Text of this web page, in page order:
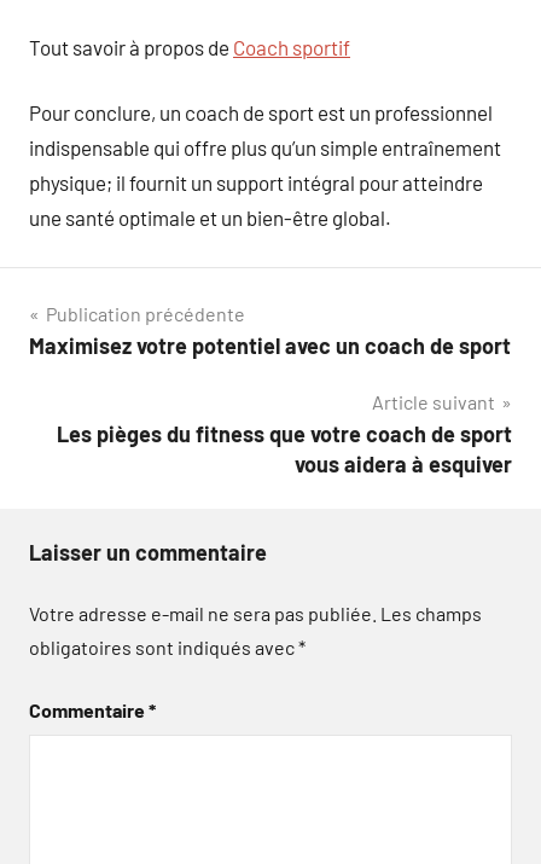
Tout savoir à propos de Coach sportif
Pour conclure, un coach de sport est un professionnel
indispensable qui offre plus qu’un simple entraînement
physique; il fournit un support intégral pour atteindre
une santé optimale et un bien-être global.
Navigation
de
Publication précédente
Maximisez votre potentiel avec un coach de sport
Article suivant
Les pièges du fitness que votre coach de sport
vous aidera à esquiver
Laisser un commentaire
Votre adresse e-mail ne sera pas publiée. Les champs
obligatoires sont indiqués avec*
Commentaire*